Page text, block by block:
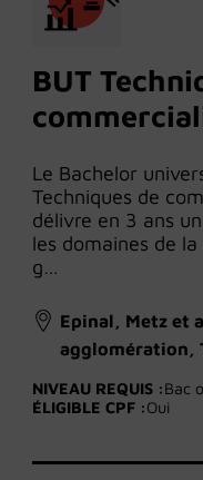
BUT
Le Bachelor
Techniques de
délivre en 3 ans
les domaines de
g…
Epinal, Metz et
agglomération,
NIVEAU REQUIS :Bac
ÉLIGIBLE CPF :Oui